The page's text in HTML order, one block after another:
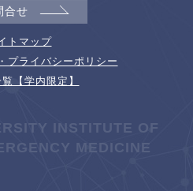
合せ
トマップ
プライバシーポリシー
【学内限定】
INSTITUTE OF
MEDICINE